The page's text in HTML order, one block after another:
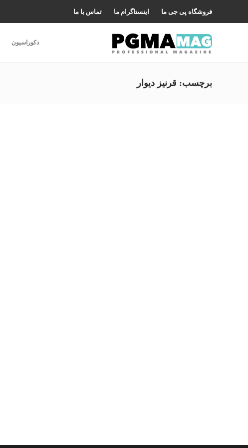
فروشگاه پی جی ما اینستاگرام ما تماس با ما
دکوراسیون
برچسب: قرنیز دیوار